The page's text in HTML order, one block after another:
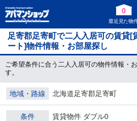
0
最近見た物
足寄郡足寄町で二人入居可の賃貸[
ート]物件情報・お部屋探し
ご希望条件に合う二人入居可の物件情報・
す。
地域・路線 北海道足寄郡足寄町
条件 賃貸物件 ダブル0